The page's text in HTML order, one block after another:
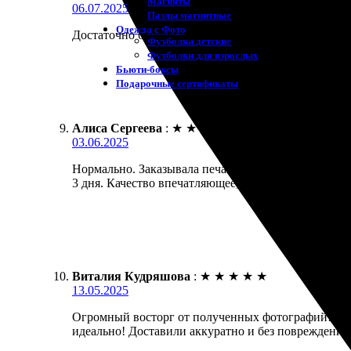
Пазлы магнитные
Одежда с Фото
Футболки детские
Футболки для взрослых
Бьюти-боксы
Подарочные сертификаты
06.07.2025
Достаточно быстро оформленный заказ и высокая
Алиса Сергеева : ★ ★
03.06.2025
Нормально. Заказывала печать фото 15х15. Все
3 дня. Качество впечатляющее, цвета яркие.
Виталия Кудряшова : ★ ★ ★ ★ ★
13.05.2025
Огромный восторг от полученных фотографий!
идеально! Доставили аккуратно и без